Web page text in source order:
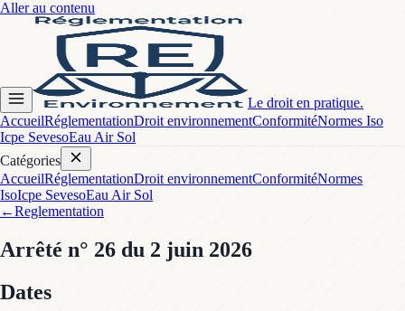
Aller au contenu
Le droit en pratique.
AccueilRéglementationDroit environnementConformitéNormes Iso
Icpe SevesoEau Air Sol
Catégories
AccueilRéglementationDroit environnementConformitéNormes
IsoIcpe SevesoEau Air Sol
←Reglementation
Arrêté n° 26 du 2 juin 2026
Dates